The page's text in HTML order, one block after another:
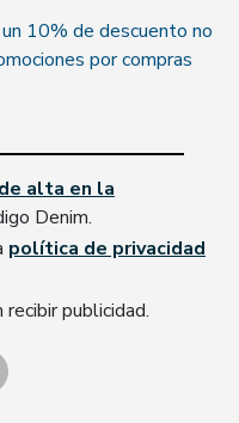
10% de descuento no
por compras
alta en la
Denim.
política de privacidad
publicidad.